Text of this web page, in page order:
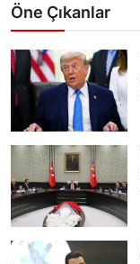
Öne Çıkanlar